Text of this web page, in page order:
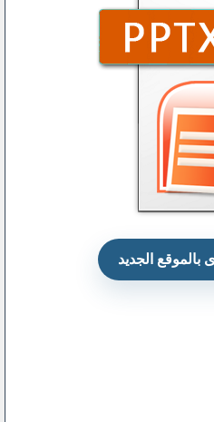
بالموقع الجديد